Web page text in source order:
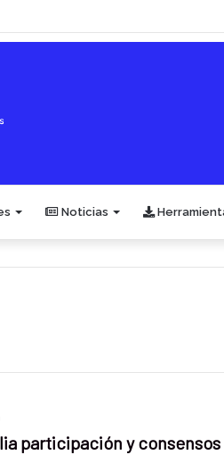
Noticias
participación y consensos